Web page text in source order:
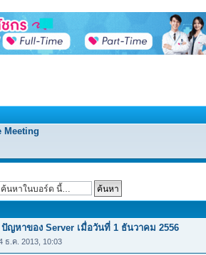
Meeting
ปัญหาของ Server เมื่อวันที่ 1 ธันวาคม 2556
ธ.ค. 2013, 10:03